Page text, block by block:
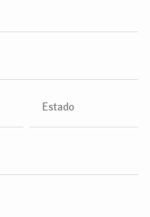
Estado